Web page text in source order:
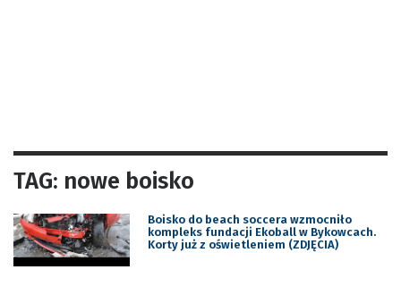
TAG: nowe boisko
Boisko do beach soccera wzmocniło
kompleks fundacji Ekoball w Bykowcach.
Korty już z oświetleniem (ZDJĘCIA)